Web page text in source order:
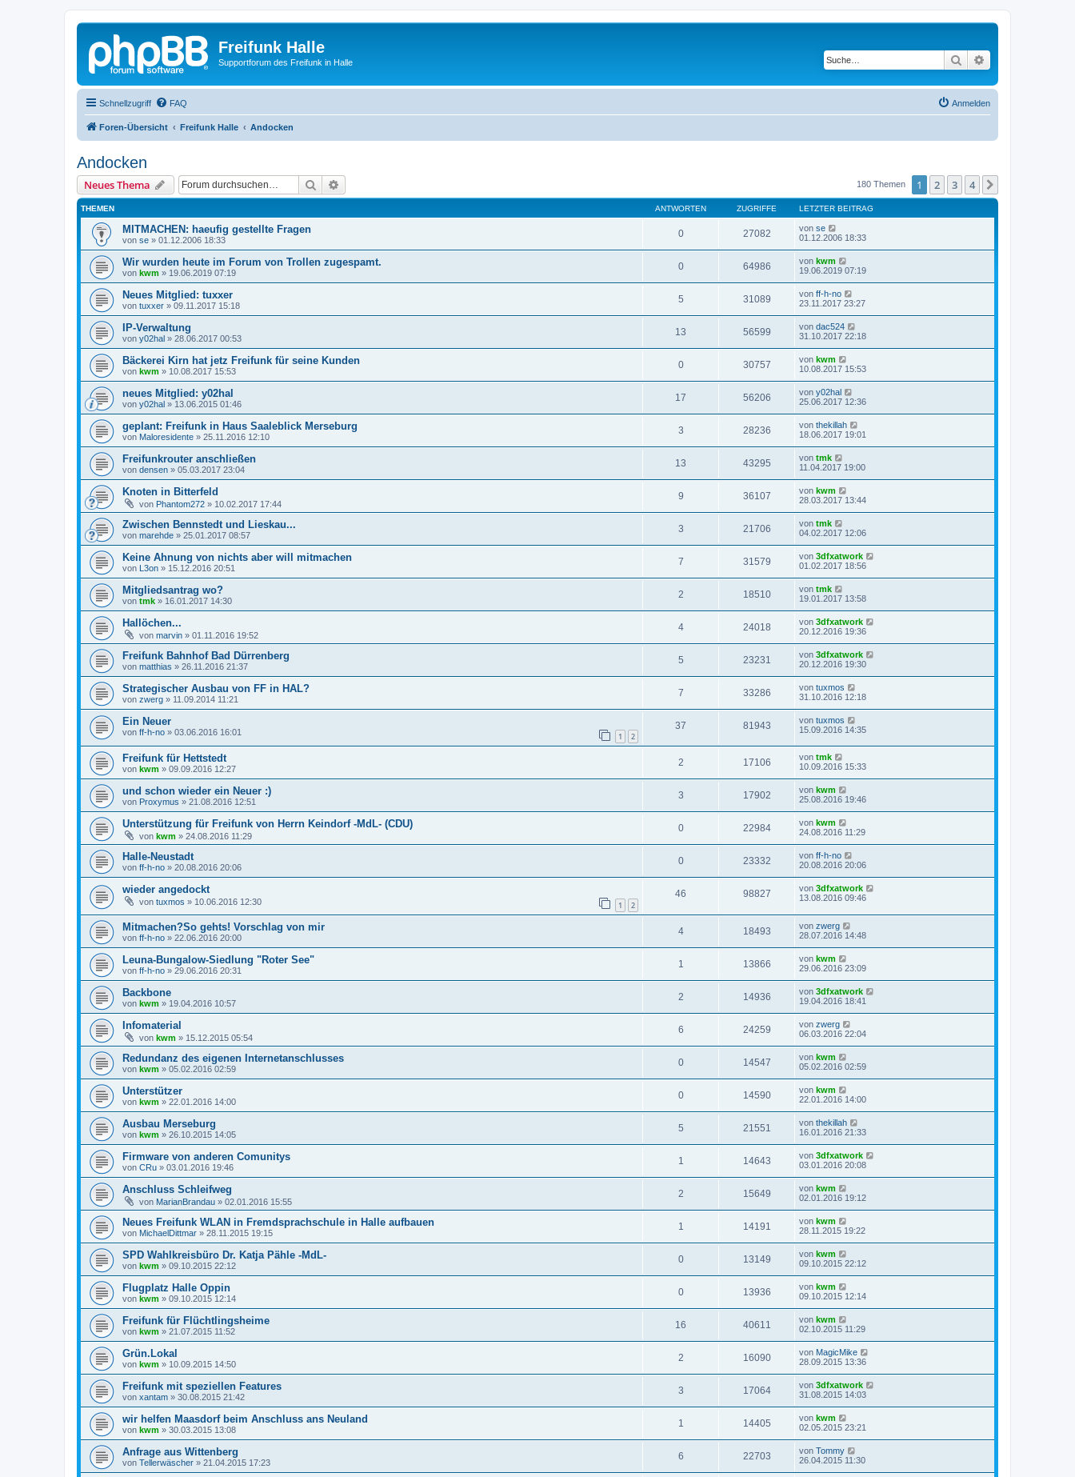
Freifunk Halle
Supportforum des Freifunk in Halle Suche
Schnellzugriff FAQ Anmelden
Foren-Übersicht Freifunk Halle Andocken
Andocken
Neues Thema Suche 180 Themen 1 2 3 4
THEMEN ANTWORTEN ZUGRIFFE LETZTER BEITRAG
MITMACHEN: haeufig gestellte Fragen
von se » 01.12.2006 18:33
0 27082 von se
01.12.2006 18:33
Wir wurden heute im Forum von Trollen zugespamt.
von kwm » 19.06.2019 07:19
0 64986 von kwm
19.06.2019 07:19
Neues Mitglied: tuxxer
von tuxxer » 09.11.2017 15:18
5 31089 von ff-h-no
23.11.2017 23:27
IP-Verwaltung
von y02hal » 28.06.2017 00:53
13 56599 von dac524
31.10.2017 22:18
Bäckerei Kirn hat jetz Freifunk für seine Kunden
von kwm » 10.08.2017 15:53
0 30757 von kwm
10.08.2017 15:53
neues Mitglied: y02hal
von y02hal » 13.06.2015 01:46
17 56206 von y02hal
25.06.2017 12:36
geplant: Freifunk in Haus Saaleblick Merseburg
von Maloresidente » 25.11.2016 12:10
3 28236 von thekillah
18.06.2017 19:01
Freifunkrouter anschließen
von densen » 05.03.2017 23:04
13 43295 von tmk
11.04.2017 19:00
Knoten in Bitterfeld
von Phantom272 » 10.02.2017 17:44
9 36107 von kwm
28.03.2017 13:44
Zwischen Bennstedt und Lieskau...
von marehde » 25.01.2017 08:57
3 21706 von tmk
04.02.2017 12:06
Keine Ahnung von nichts aber will mitmachen
von L3on » 15.12.2016 20:51
7 31579 von 3dfxatwork
01.02.2017 18:56
Mitgliedsantrag wo?
von tmk » 16.01.2017 14:30
2 18510 von tmk
19.01.2017 13:58
Hallöchen...
von marvin » 01.11.2016 19:52
4 24018 von 3dfxatwork
20.12.2016 19:36
Freifunk Bahnhof Bad Dürrenberg
von matthias » 26.11.2016 21:37
5 23231 von 3dfxatwork
20.12.2016 19:30
Strategischer Ausbau von FF in HAL?
von zwerg » 11.09.2014 11:21
7 33286 von tuxmos
31.10.2016 12:18
Ein Neuer
von ff-h-no » 03.06.2016 16:01 1 2
37 81943 von tuxmos
15.09.2016 14:35
Freifunk für Hettstedt
von kwm » 09.09.2016 12:27
2 17106 von tmk
10.09.2016 15:33
und schon wieder ein Neuer :)
von Proxymus » 21.08.2016 12:51
3 17902 von kwm
25.08.2016 19:46
Unterstützung für Freifunk von Herrn Keindorf -MdL- (CDU)
von kwm » 24.08.2016 11:29
0 22984 von kwm
24.08.2016 11:29
Halle-Neustadt
von ff-h-no » 20.08.2016 20:06
0 23332 von ff-h-no
20.08.2016 20:06
wieder angedockt
von tuxmos » 10.06.2016 12:30 1 2
46 98827 von 3dfxatwork
13.08.2016 09:46
Mitmachen?So gehts! Vorschlag von mir
von ff-h-no » 22.06.2016 20:00
4 18493 von zwerg
28.07.2016 14:48
Leuna-Bungalow-Siedlung "Roter See"
von ff-h-no » 29.06.2016 20:31
1 13866 von kwm
29.06.2016 23:09
Backbone
von kwm » 19.04.2016 10:57
2 14936 von 3dfxatwork
19.04.2016 18:41
Infomaterial
von kwm » 15.12.2015 05:54
6 24259 von zwerg
06.03.2016 22:04
Redundanz des eigenen Internetanschlusses
von kwm » 05.02.2016 02:59
0 14547 von kwm
05.02.2016 02:59
Unterstützer
von kwm » 22.01.2016 14:00
0 14590 von kwm
22.01.2016 14:00
Ausbau Merseburg
von kwm » 26.10.2015 14:05
5 21551 von thekillah
16.01.2016 21:33
Firmware von anderen Comunitys
von CRu » 03.01.2016 19:46
1 14643 von 3dfxatwork
03.01.2016 20:08
Anschluss Schleifweg
von MarianBrandau » 02.01.2016 15:55
2 15649 von kwm
02.01.2016 19:12
Neues Freifunk WLAN in Fremdsprachschule in Halle aufbauen
von MichaelDittmar » 28.11.2015 19:15
1 14191 von kwm
28.11.2015 19:22
SPD Wahlkreisbüro Dr. Katja Pähle -MdL-
von kwm » 09.10.2015 22:12
0 13149 von kwm
09.10.2015 22:12
Flugplatz Halle Oppin
von kwm » 09.10.2015 12:14
0 13936 von kwm
09.10.2015 12:14
Freifunk für Flüchtlingsheime
von kwm » 21.07.2015 11:52
16 40611 von kwm
02.10.2015 11:29
Grün.Lokal
von kwm » 10.09.2015 14:50
2 16090 von MagicMike
28.09.2015 13:36
Freifunk mit speziellen Features
von xantam » 30.08.2015 21:42
3 17064 von 3dfxatwork
31.08.2015 14:03
wir helfen Maasdorf beim Anschluss ans Neuland
von kwm » 30.03.2015 13:08
1 14405 von kwm
02.05.2015 23:21
Anfrage aus Wittenberg
von Tellerwäscher » 21.04.2015 17:23
6 22703 von Tommy
26.04.2015 11:30